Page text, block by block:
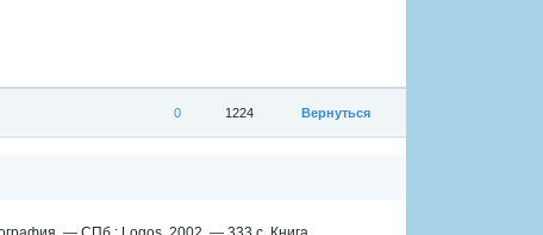
Вернуться
1224
0